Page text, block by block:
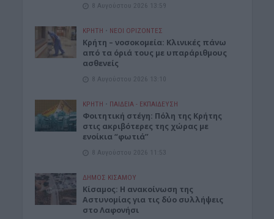
8 Αυγούστου 2026 13:59
ΚΡΗΤΗ • ΝΕΟΙ ΟΡΙΖΟΝΤΕΣ
Κρήτη – νοσοκομεία: Κλινικές πάνω
από τα όριά τους με υπαράριθμους
ασθενείς
8 Αυγούστου 2026 13:10
ΚΡΗΤΗ • ΠΑΙΔΕΙΑ - ΕΚΠΑΙΔΕΥΣΗ
Φοιτητική στέγη: Πόλη της Κρήτης
στις ακριβότερες της χώρας με
ενοίκια “φωτιά”
8 Αυγούστου 2026 11:53
ΔΉΜΟΣ ΚΙΣΆΜΟΥ
Κίσαμος: Η ανακοίνωση της
Αστυνομίας για τις δύο συλλήψεις
στο Λαφονήσι